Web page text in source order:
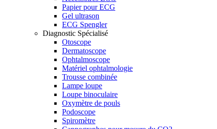
Papier pour ECG
Gel ultrason
ECG Spengler
Diagnostic Spécialisé
Otoscope
Dermatoscope
Ophtalmoscope
Matériel ophtalmologie
Trousse combinée
Lampe loupe
Loupe binoculaire
Oxymètre de pouls
Podoscope
Spiromètre